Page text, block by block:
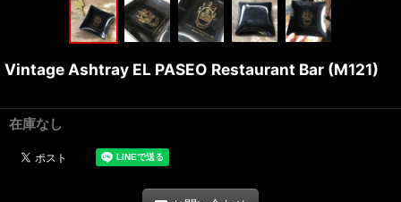
Vintage Ashtray EL PASEO Restaurant Bar (M121)
在庫なし